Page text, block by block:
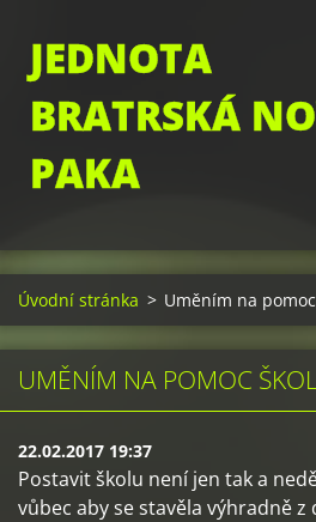
JEDNOTA
BRATRSKÁ
PAKA
Úvodní stránka > Uměním na
UMĚNÍM NA POMOC
22.02.2017 19:37
Postavit školu není jen tak a
vůbec aby se stavěla výhradně z